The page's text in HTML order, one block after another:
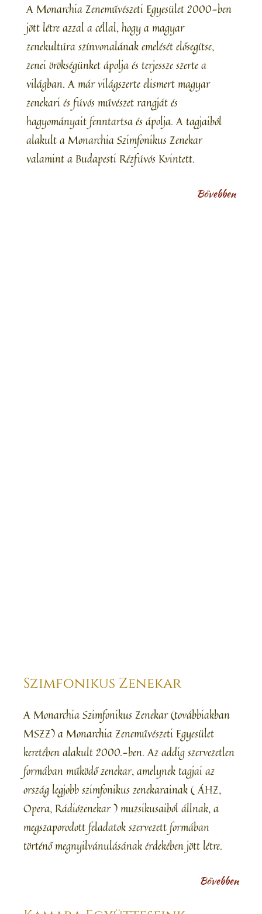
A Monarchia Zeneművészeti Egyesület 2000-ben
jött létre azzal a céllal, hogy a magyar
zenekultúra színvonalának emelését elősegítse,
zenei örökségünket ápolja és terjessze szerte a
világban. A már világszerte elismert magyar
zenekari és fúvós művészet rangját és
hagyományait fenntartsa és ápolja. A tagjaiból
alakult a Monarchia Szimfonikus Zenekar
valamint a Budapesti Rézfúvós Kvintett.
Bövebben
Szimfonikus Zenekar
A Monarchia Szimfonikus Zenekar (továbbiakban
MSZZ) a Monarchia Zeneművészeti Egyesület
keretében alakult 2000.-ben. Az addig szervezetlen
formában működő zenekar, amelynek tagjai az
ország legjobb szimfonikus zenekarainak ( ÁHZ,
Opera, Rádiózenekar ) muzsikusaiból állnak, a
megszaporodott feladatok szervezett formában
történő megnyilvánulásának érdekében jött létre.
Bövebben